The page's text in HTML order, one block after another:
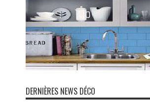
DERNIÈRES NEWS DÉCO